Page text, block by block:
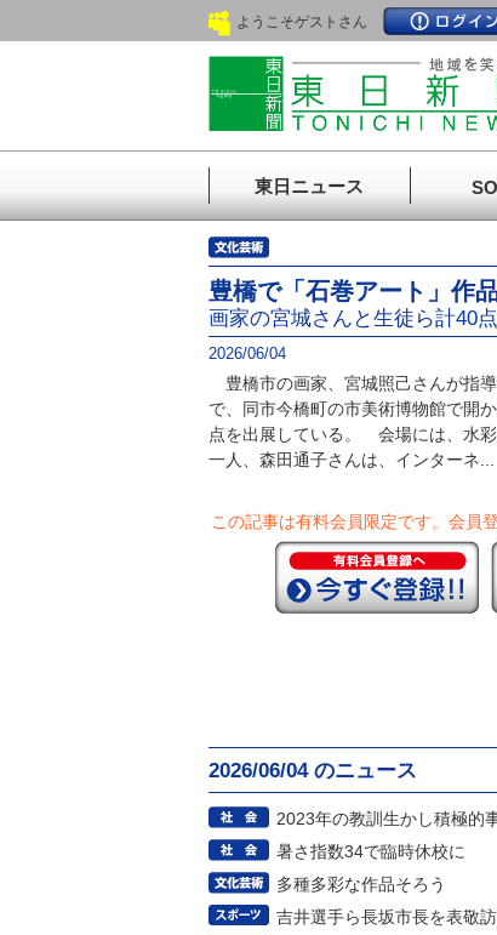
ようこそゲストさん
東日ニュース
豊橋で「石巻アート」作
画家の宮城さんと生徒ら計40
2026/06/04
豊橋市の画家、宮城照己さんが指
で、同市今橋町の市美術博物館で開
点を出展している。 会場には、水
一人、森田通子さんは、インターネ...
この記事は有料会員限定です。 会員
2026/06/04 のニュース
2023年の教訓生かし積極的
暑さ指数34で臨時休校に
多種多彩な作品そろう
吉井選手ら長坂市長を表敬